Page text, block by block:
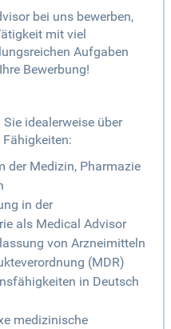
bei uns bewerben,
mit viel
Aufgaben
Bewerbung!
idealerweise über
der Medizin, Pharmazie
in der
als Medical Advisor
von Arzneimitteln
(MDR)
in Deutsch
medizinische